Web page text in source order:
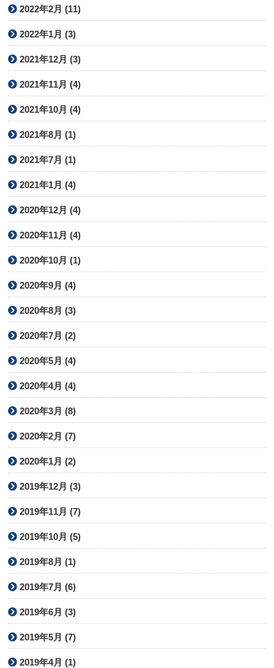
2022年2月 (11)
2022年1月 (3)
2021年12月 (3)
2021年11月 (4)
2021年10月 (4)
2021年8月 (1)
2021年7月 (1)
2021年1月 (4)
2020年12月 (4)
2020年11月 (4)
2020年10月 (1)
2020年9月 (4)
2020年8月 (3)
2020年7月 (2)
2020年5月 (4)
2020年4月 (4)
2020年3月 (8)
2020年2月 (7)
2020年1月 (2)
2019年12月 (3)
2019年11月 (7)
2019年10月 (5)
2019年8月 (1)
2019年7月 (6)
2019年6月 (3)
2019年5月 (7)
2019年4月 (1)